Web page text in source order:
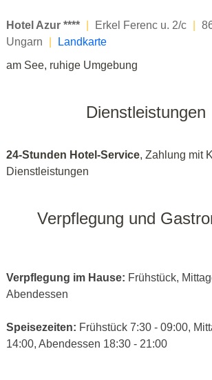
Hotel Azur **** Erkel Ferenc u. 2/c
Ungarn
Landkarte
am See, ruhige Umgebung
Dienstleistungen
24-Stunden Hotel-Service, Zahlung mit
Dienstleistungen
Verpflegung und
Verpflegung im Hause: Frühstück,
Abendessen
Speisezeiten: Frühstück 7:30 - 09:00,
14:00, Abendessen 18:30 - 21:00